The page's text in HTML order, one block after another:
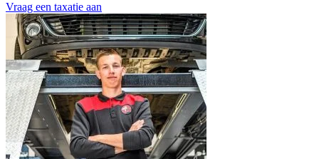
Vraag een taxatie aan